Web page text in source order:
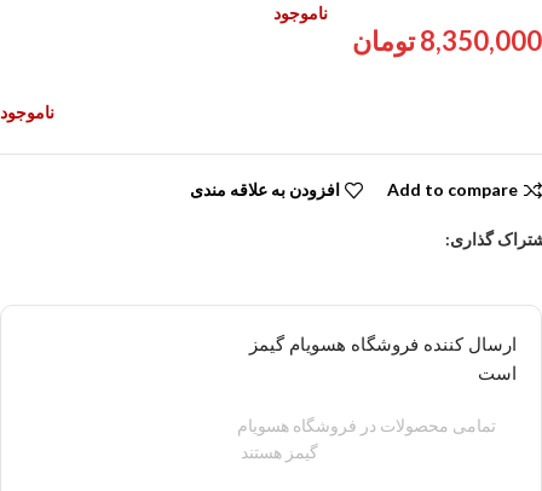
8,350,000تومان
ناموجود
ناموجود
Add to compare افزودن به علاقه مندی
گذاری:
ارسال کننده فروشگاه هسویام گیمز
است
تمامی محصولات در فروشگاه هسویام
گیمز هستند